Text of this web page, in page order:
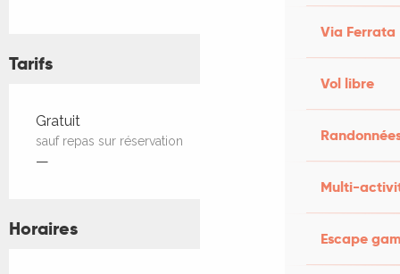
Via Ferrata
Vol libre
Multi-
Escape
Tarifs
Tarifs 2026
Gratuit
sauf repas sur réservation
—
Horaires